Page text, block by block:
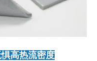
高热流密度